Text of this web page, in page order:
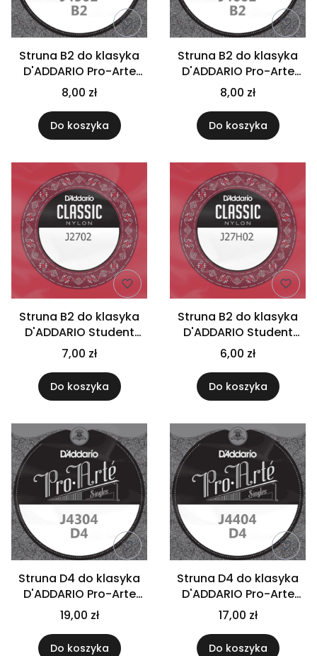
Struna B2 do klasyka
D'ADDARIO Pro-Arte
J4502
8,00 zł
Do koszyka
Struna B2 do klasyka
D'ADDARIO Pro-Arte
J4602
8,00 zł
Do koszyka
Struna B2 do klasyka
D'ADDARIO Student
J2702
7,00 zł
Do koszyka
Struna B2 do klasyka
D'ADDARIO Student
J27H02
6,00 zł
Do koszyka
Struna D4 do klasyka
D'ADDARIO Pro-Arte
J4304
19,00 zł
Do koszyka
Struna D4 do klasyka
D'ADDARIO Pro-Arte
J4404
17,00 zł
Do koszyka